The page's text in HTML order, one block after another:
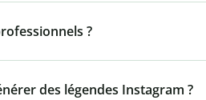
?
des légendes Instagram ?